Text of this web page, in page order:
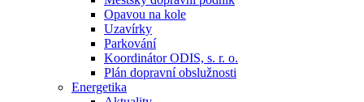
Opavou na kole
Uzavírky
Parkování
Koordinátor ODIS, s. r. o.
Plán dopravní obslužnosti
Energetika